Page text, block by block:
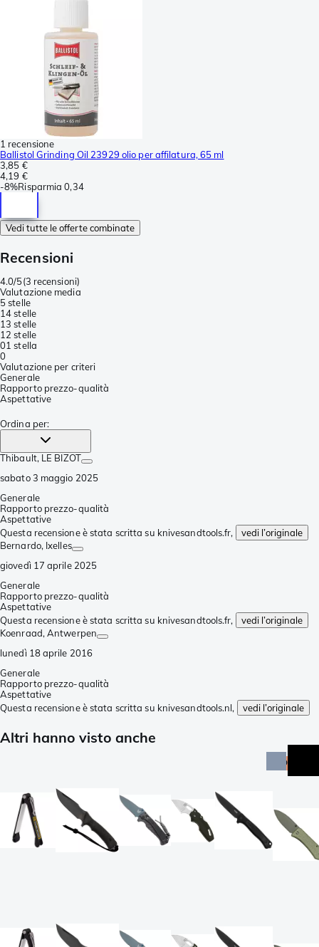
1 recensione
Ballistol Grinding Oil 23929 olio per affilatura, 65 ml
3,85 €
4,19 €
-8%Risparmia 0,34
Vedi tutte le offerte combinate
Recensioni
4.0/5(3 recensioni)
Valutazione media
5 stelle
14 stelle
13 stelle
1 2 stelle
01 stella
0
Valutazione per criteri
Generale
Rapporto prezzo-qualità
Aspettative
Ordina per:
Thibault, LE BIZOT
sabato 3 maggio 2025
Generale
Rapporto prezzo-qualità
Aspettative
Questa recensione è stata scritta su knivesandtools.fr,
vedi l’originale
Bernardo, Ixelles
giovedì 17 aprile 2025
Generale
Rapporto prezzo-qualità
Aspettative
Questa recensione è stata scritta su knivesandtools.fr,
vedi l’originale
Koenraad, Antwerpen
lunedì 18 aprile 2016
Generale
Rapporto prezzo-qualità
Aspettative
Questa recensione è stata scritta su knivesandtools.nl,
vedi l’originale
Altri hanno visto anche
promo